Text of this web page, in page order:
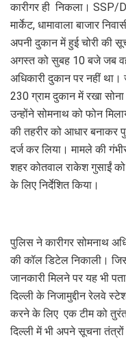
कारीगर ही निकला। SSP/
मार्केट, धामावाला बाजार
अपनी दुकान में हुई चोरी की
अगस्त को सुबह 10 बजे जब
अधिकारी दुकान पर नहीं था।
230 ग्राम दुकान में रखा
उन्होंने सोमनाथ को फोन
की तहरीर को आधार बनाकर
दर्ज कर लिया। मामले की
शहर कोतवाल राकेश गुसाईं
के लिए निर्देशित किया।
पुलिस ने कारीगर सोमनाथ
की कॉल डिटेल निकाली।
जानकारी मिलने पर यह भी
दिल्ली के निजामुद्दीन रेलवे
करने के लिए एक टीम को तुरंत
दिल्ली में भी अपने सूचना